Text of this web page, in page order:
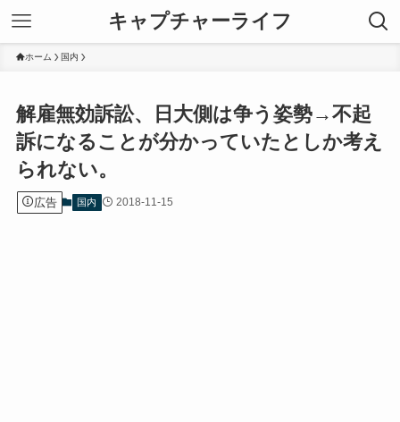
キャプチャーライフ
ホーム 国内
解雇無効訴訟、日大側は争う姿勢→不起
訴になることが分かっていたとしか考え
られない。
広告 国内 2018-11-15